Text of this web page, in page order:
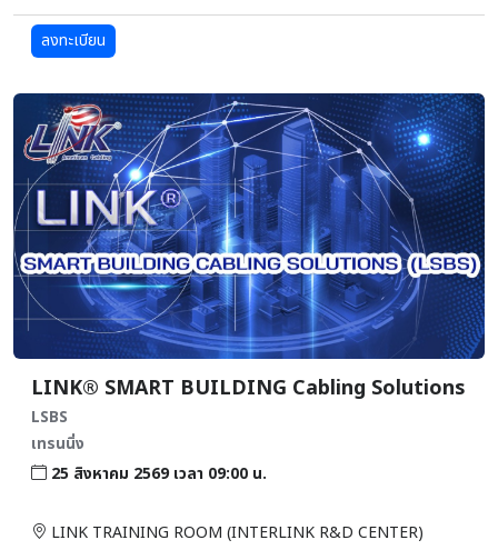
ลงทะเบียน
LINK® SMART BUILDING Cabling Solutions
LSBS
เทรนนิ่ง
25 สิงหาคม 2569 เวลา 09:00 น.
LINK TRAINING ROOM (INTERLINK R&D CENTER)